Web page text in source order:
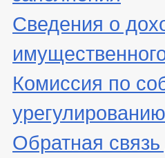
Сведения о
Комиссия по
Обратная